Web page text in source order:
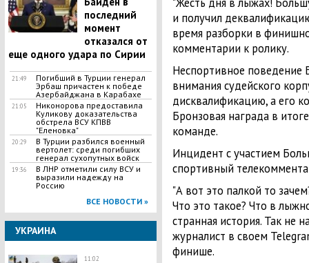
последний
момент
отказался от
еще одного удара по Сирии
21:49
Погибший в Турции генерал
Эрбаш причастен к победе
Азербайджана в Карабахе
21:05
Никонорова предоставила
Куликову доказательства
обстрела ВСУ КПВВ
"Еленовка"
20:29
В Турции разбился военный
вертолет: среди погибших
генерал сухопутных войск
19:36
В ЛНР отметили силу ВСУ и
выразили надежду на
Россию
ВСЕ НОВОСТИ »
УКРАИНА
11:02
и получил
время разборки в
комментарии к ролику.
Неспортивное поведение
внимания судейского
дисквалификацию, а его
Бронзовая награда в
команде.
Инцидент с участием
спортивный
"А вот это палкой то
Что это такое? Что в
странная история. Так не
журналист в своем
финише.